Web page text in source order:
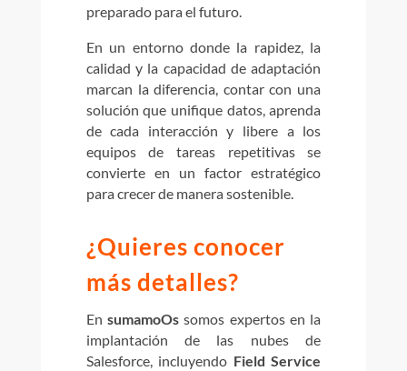
preparado para el futuro.
En un entorno donde la rapidez, la
calidad y la capacidad de adaptación
marcan la diferencia, contar con una
solución que unifique datos, aprenda
de cada interacción y libere a los
equipos de tareas repetitivas se
convierte en un factor estratégico
para crecer de manera sostenible.
¿Quieres conocer
más detalles?
EnsumamoOs somos expertos en la
implantación de las nubes de
Salesforce, incluyendo Field Service